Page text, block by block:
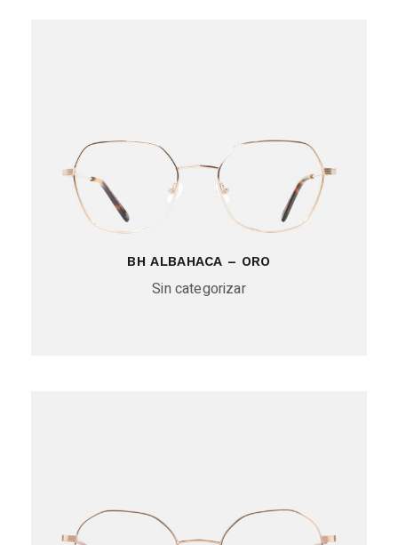
BH ALBAHACA – ORO
Sin categorizar